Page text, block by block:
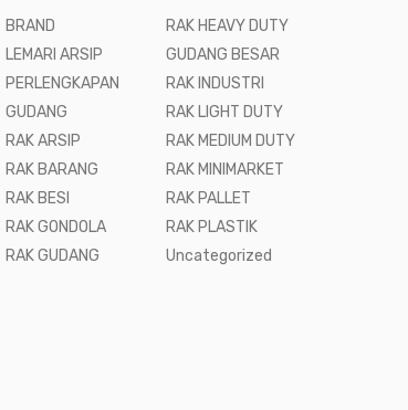
BRAND
LEMARI ARSIP
PERLENGKAPAN
GUDANG
RAK ARSIP
RAK BARANG
RAK BESI
RAK GONDOLA
RAK GUDANG
RAK HEAVY DUTY
GUDANG BESAR
RAK INDUSTRI
RAK LIGHT DUTY
RAK MEDIUM DUTY
RAK MINIMARKET
RAK PALLET
RAK PLASTIK
Uncategorized